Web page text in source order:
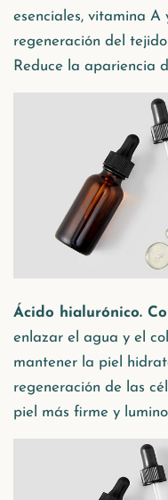
esenciales, vitamina A
regeneración del
Reduce la apariencia
Ácido hialurónico.
enlazar el agua y el
mantener la piel
regeneración de las
piel más firme y